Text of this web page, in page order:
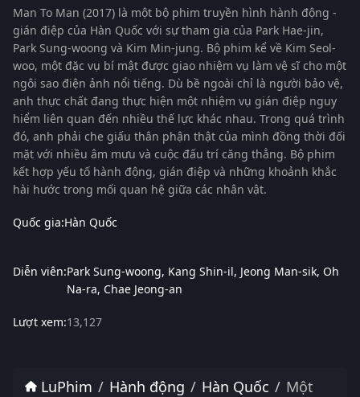
Man To Man (2017) là một bộ phim truyền hình hành động -
gián điệp của Hàn Quốc với sự tham gia của Park Hae-jin,
Park Sung-woong và Kim Min-jung. Bộ phim kể về Kim Seol-
woo, một đặc vụ bí mật được giao nhiệm vụ làm vệ sĩ cho một
ngôi sao điện ảnh nổi tiếng. Dù bề ngoài chỉ là người bảo vệ,
anh thực chất đang thực hiện một nhiệm vụ gián điệp nguy
hiểm liên quan đến nhiều thế lực khác nhau. Trong quá trình
đó, anh phải che giấu thân phận thật của mình đồng thời đối
mặt với nhiều âm mưu và cuộc đấu trí căng thẳng. Bộ phim
kết hợp yếu tố hành động, gián điệp và những khoảnh khắc
hài hước trong mối quan hệ giữa các nhân vật.
Quốc gia:Hàn Quốc
Diễn viên:Park Sung-woong Kang Shin-il Jeong Man-sik Oh
Na-ra Chae Jeong-an
Lượt xem:13,127
LuPhim Hành động Hàn Quốc
Một